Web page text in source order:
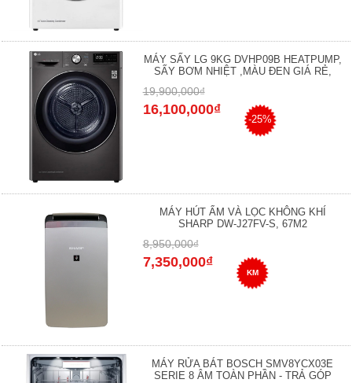
MÁY SẤY LG 9KG DVHP09B HEATPUMP,
SẤY BƠM NHIỆT ,MÀU ĐEN GIÁ RẺ,
19,900,000₫
16,100,000₫
-25%
MÁY HÚT ẨM VÀ LỌC KHÔNG KHÍ
SHARP DW-J27FV-S, 67M2
8,950,000₫
7,350,000₫
KM
MÁY RỬA BÁT BOSCH SMV8YCX03E
SERIE 8 ÂM TOÀN PHẦN - TRẢ GÓP